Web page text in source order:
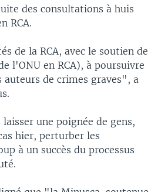
des consultations à huis
RCA.
de la RCA, avec le soutien de
l'ONU en RCA), à poursuivre
de crimes graves", a
une poignée de gens,
hier, perturber les
à un succès du processus